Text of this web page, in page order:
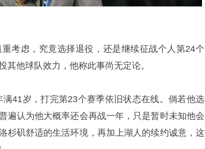
考虑，究竟选择退役，还是继续征战个人第24个
其他球队效力，他称此事尚无定论。
41岁，打完第23个赛季依旧状态在线。倘若他选
遍认为他大概率还会再战一年，只是暂时未知他会
杉矶舒适的生活环境，再加上湖人的续约诚意，这